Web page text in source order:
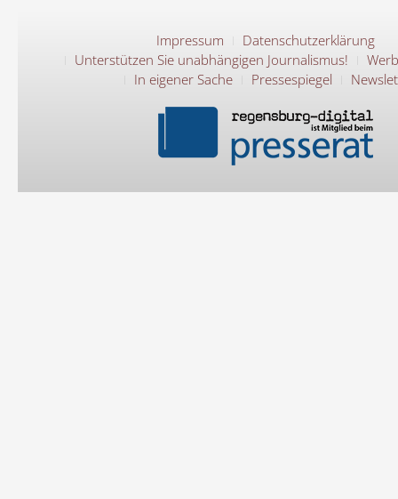
Impressum
Datenschutzerklärung
Unterstützen Sie unabhängigen Journalismus!
In eigener Sache
Pressespiegel